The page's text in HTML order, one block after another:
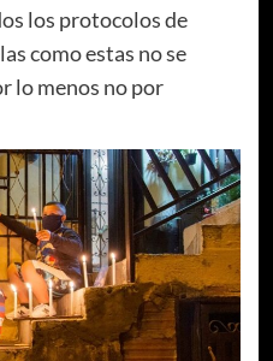
los protocolos de
como estas no se
lo menos no por